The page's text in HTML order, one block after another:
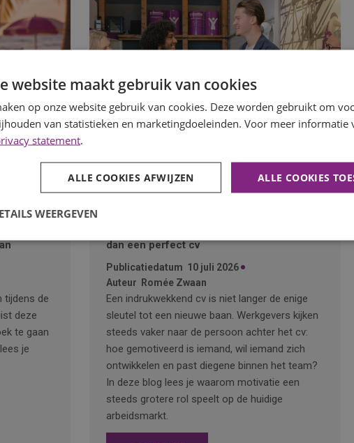
om op
tijdens de
deze
te gaan
je
dan een perfect cv
Publicatiedatum 10 juli 2026
Auteur
Romée Zwaan
Een indrukwekkend cv is niet langer de enige
sleutel tot een nieuwe baan. Werkgevers kijken
steeds vaker naar de persoon achter het cv:
hoe gemotiveerd is iemand, wil iemand zich
ontwikkelen en past diegene binnen het team?
In deze blog lees je waarom motivatie een
steeds grotere rol speelt op de huidige
arbeidsmarkt.
website maakt gebruik van cookies
op onze website gebruik van cookies. Deze worden gebruikt om
van statistieken en marketingdoeleinden. Voor meer informatie
statement.
ALLE COOKIES
ALLE COOKIES AFWIJZEN
WEERGEVEN